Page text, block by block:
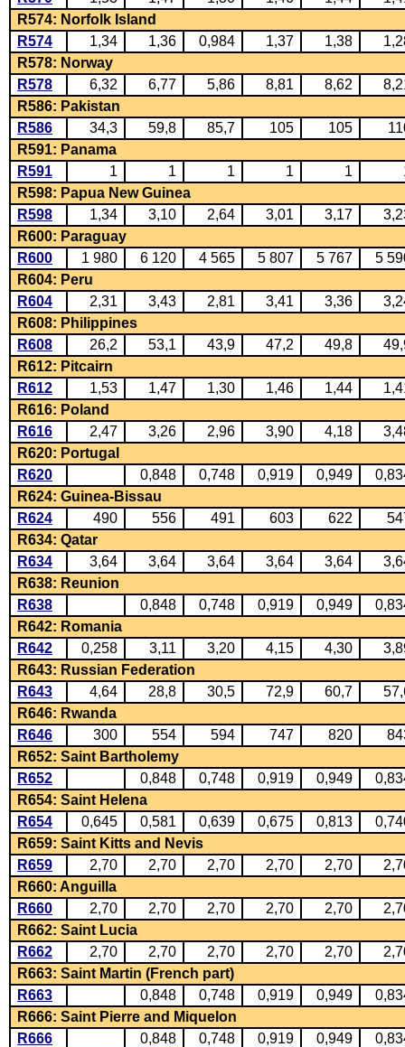
R574: Norfolk Island
R574
1,34 1,36 0,984 1,37 1,38
R578: Norway
R578
6,32 6,77 5,86 8,81 8,62
R586: Pakistan
R586
34,3 59,8 85,7 105 105
R591: Panama
R591
1 1 1 1 1
R598: Papua New Guinea
R598
1,34 3,10 2,64 3,01 3,17
R600: Paraguay
R600
1 980 6 120 4 565 5 807 5 767
5
R604: Peru
R604
2,31 3,43 2,81 3,41 3,36
R608: Philippines
R608
26,2 53,1 43,9 47,2 49,8
R612: Pitcairn
R612
1,53 1,47 1,30 1,46 1,44
R616: Poland
R616
2,47 3,26 2,96 3,90 4,18
R620: Portugal
R620
0,848 0,748 0,919 0,949
R624: Guinea-Bissau
R624
490 556 491 603 622
R634: Qatar
R634
3,64 3,64 3,64 3,64 3,64
R638: Reunion
R638
0,848 0,748 0,919 0,949
R642: Romania
R642
0,258 3,11 3,20 4,15 4,30
R643: Russian Federation
R643
4,64 28,8 30,5 72,9 60,7
R646: Rwanda
R646
300 554 594 747 820
R652: Saint Bartholemy
R652
0,848 0,748 0,919 0,949
R654: Saint Helena
R654
0,645 0,581 0,639 0,675 0,813
R659: Saint Kitts and Nevis
R659
2,70 2,70 2,70 2,70 2,70
R660: Anguilla
R660
2,70 2,70 2,70 2,70 2,70
R662: Saint Lucia
R662
2,70 2,70 2,70 2,70 2,70
R663: Saint Martin (French part)
R663
0,848 0,748 0,919 0,949
R666: Saint Pierre and Miquelon
R666
0,848 0,748 0,919 0,949